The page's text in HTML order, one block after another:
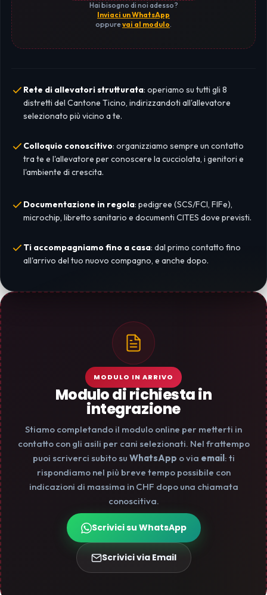
Hai bisogno di noi adesso?
Inviaci un WhatsApp
oppurevai al modulo.
Rete di allevatori strutturata: operiamo su tutti gli 8
distretti del Cantone Ticino, indirizzandoti all'allevatore
selezionato più vicino a te.
Colloquio conoscitivo: organizziamo sempre un contatto
tra te e l'allevatore per conoscere la cucciolata, i genitori e
l'ambiente di crescita.
Documentazione in regola: pedigree (SCS/FCI, FIFe),
microchip, libretto sanitario e documenti CITES dove previsti.
Ti accompagniamo fino a casa: dal primo contatto fino
all'arrivo del tuo nuovo compagno, e anche dopo.
MODULO IN ARRIVO
Modulo di richiesta in
integrazione
Stiamo completando il modulo online per metterti in
contatto con gli asili per cani selezionati. Nel frattempo
puoi scriverci subito su WhatsApp o via email: ti
rispondiamo nel più breve tempo possibile con
indicazioni di massima in CHF dopo una chiamata
conoscitiva.
Scrivici su WhatsApp
Scrivici via Email